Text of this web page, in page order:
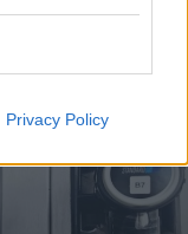
Privacy Policy